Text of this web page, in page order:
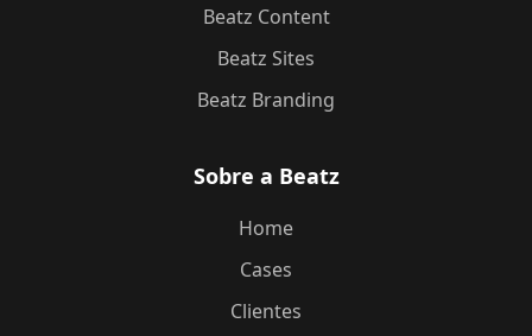
Beatz Content
Beatz Sites
Beatz Branding
Sobre a Beatz
Home
Cases
Clientes